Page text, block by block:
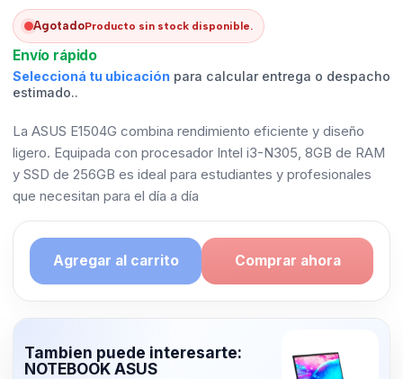
AgotadoProducto sin stock disponible.
Envío rápido
Seleccioná tu ubicación para calcular entrega o despacho
estimado..
La ASUS E1504G combina rendimiento eficiente y diseño
ligero. Equipada con procesador Intel i3-N305, 8GB de RAM
y SSD de 256GB es ideal para estudiantes y profesionales
que necesitan para el día a día
Agregar al carrito Comprar ahora
Tambien puede interesarte:
NOTEBOOK ASUS